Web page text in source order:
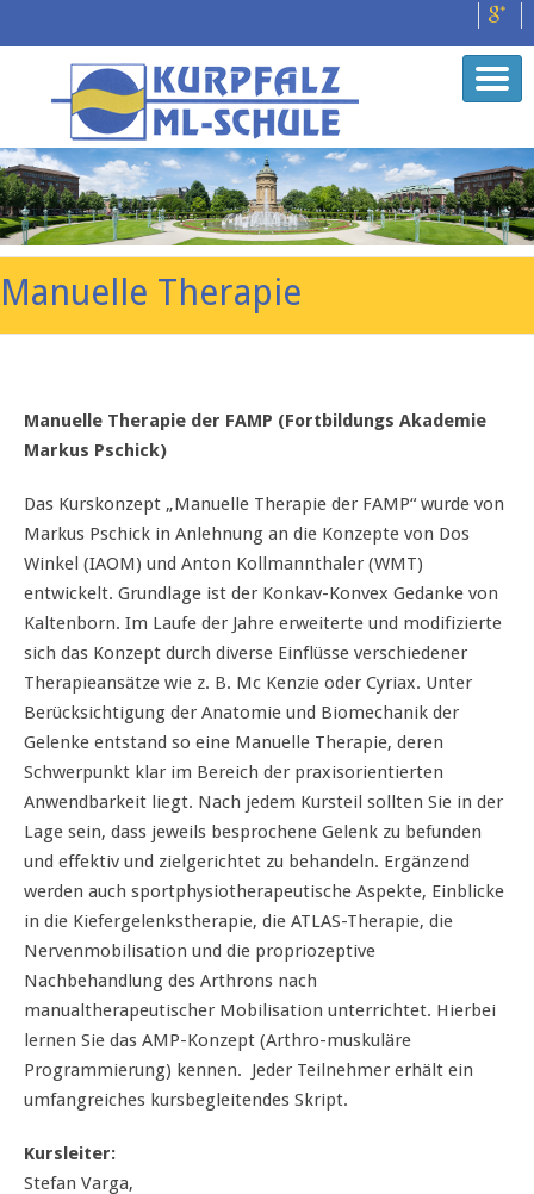
Manuelle Therapie
Manuelle Therapie der FAMP (Fortbildungs Akademie
Markus Pschick)
Das Kurskonzept „Manuelle Therapie der FAMP“ wurde von
Markus Pschick in Anlehnung an die Konzepte von Dos
Winkel (IAOM) und Anton Kollmannthaler (WMT)
entwickelt. Grundlage ist der Konkav-Konvex Gedanke von
Kaltenborn. Im Laufe der Jahre erweiterte und modifizierte
sich das Konzept durch diverse Einflüsse verschiedener
Therapieansätze wie z. B. Mc Kenzie oder Cyriax. Unter
Berücksichtigung der Anatomie und Biomechanik der
Gelenke entstand so eine Manuelle Therapie, deren
Schwerpunkt klar im Bereich der praxisorientierten
Anwendbarkeit liegt. Nach jedem Kursteil sollten Sie in der
Lage sein, dass jeweils besprochene Gelenk zu befunden
und effektiv und zielgerichtet zu behandeln. Ergänzend
werden auch sportphysiotherapeutische Aspekte, Einblicke
in die Kiefergelenkstherapie, die ATLAS-Therapie, die
Nervenmobilisation und die propriozeptive
Nachbehandlung des Arthrons nach
manualtherapeutischer Mobilisation unterrichtet. Hierbei
lernen Sie das AMP-Konzept (Arthro-muskuläre
Programmierung) kennen. Jeder Teilnehmer erhält ein
umfangreiches kursbegleitendes Skript.
Kursleiter:
Stefan Varga,